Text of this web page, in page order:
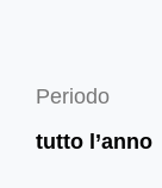
Periodo
tutto l’anno